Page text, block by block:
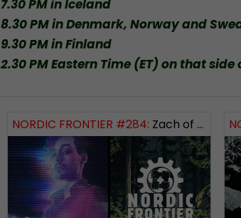
7.30 PM in Iceland
8.30 PM in Denmark, Norway and
9.30 PM in Finland
2.30 PM Eastern Time (ET) on that
NORDIC FRONTIER #284: Zach of Logos Revealed